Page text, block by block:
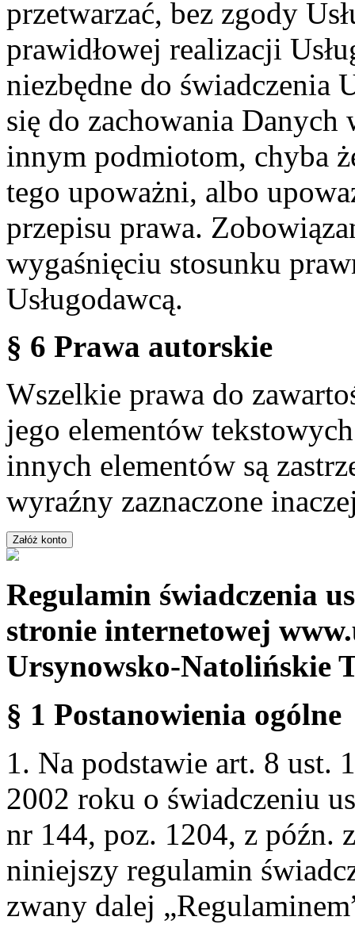
przetwarzać, bez zgody
prawidłowej realizacji
niezbędne do świadczenia
się do zachowania
innym podmiotom, chyba
tego upoważni, albo
przepisu prawa.
wygaśnięciu stosunku
Usługodawcą.
§ 6 Prawa autorskie
Wszelkie prawa do
jego elementów
innych elementów są
wyraźny zaznaczone
Regulamin świadczenia
stronie internetowej
Ursynowsko-Natolińskie
§ 1 Postanowienia ogólne
1. Na podstawie art. 8 ust.
2002 roku o świadczeniu
nr 144, poz. 1204, z późn.
niniejszy regulamin
zwany dalej